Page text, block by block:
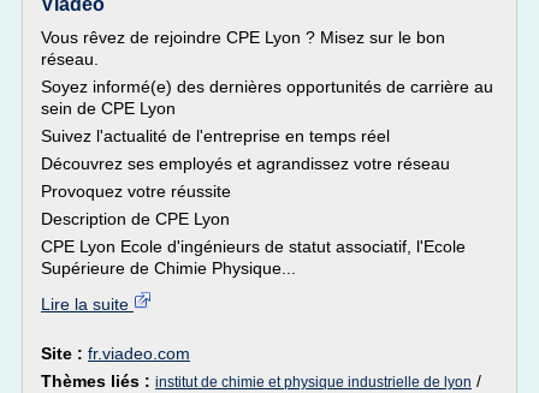
Viadeo
Vous rêvez de rejoindre CPE Lyon ? Misez sur le bon
réseau.
Soyez informé(e) des dernières opportunités de carrière au
sein de CPE Lyon
Suivez l'actualité de l'entreprise en temps réel
Découvrez ses employés et agrandissez votre réseau
Provoquez votre réussite
Description de CPE Lyon
CPE Lyon Ecole d'ingénieurs de statut associatif, l'Ecole
Supérieure de Chimie Physique...
Lire la suite
Site : fr.viadeo.com
Thèmes liés : institut de chimie et physique industrielle de lyon /